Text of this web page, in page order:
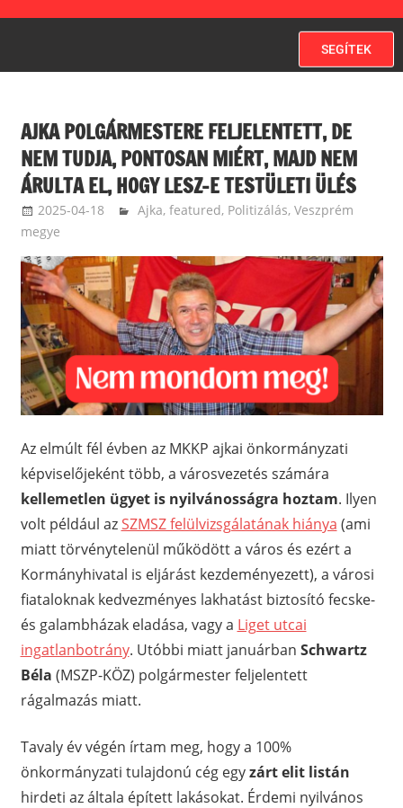
SEGÍTEK
AJKA POLGÁRMESTERE FELJELENTETT, DE
NEM TUDJA, PONTOSAN MIÉRT, MAJD NEM
ÁRULTA EL, HOGY LESZ-E TESTÜLETI ÜLÉS
2025-04-18 balazssandorsandorbalazs
Ajka, featured, Politizálás, Veszprém
megye
Az elmúlt fél évben az MKKP ajkai önkormányzati
képviselőjeként több, a városvezetés számára
kellemetlen ügyet is nyilvánosságra hoztam. Ilyen
volt például azSZMSZ felülvizsgálatának hiánya (ami
miatt törvénytelenül működött a város és ezért a
Kormányhivatal is eljárást kezdeményezett), a városi
fiataloknak kedvezményes lakhatást biztosító fecske-
és galambházak eladása, vagy a Liget utcai
ingatlanbotrány. Utóbbi miatt januárban Schwartz
Béla (MSZP-KÖZ) polgármester feljelentett
rágalmazás miatt.
Tavaly év végén írtam meg, hogy a 100%
önkormányzati tulajdonú cég egyzárt elit listán
hirdeti az általa épített lakásokat. Érdemi nyilvános